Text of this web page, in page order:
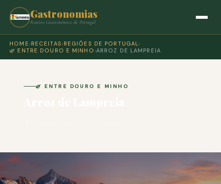
Gastronomias
Roteiro Gastronómico de Portugal
HOME › RECEITAS › REGIÕES DE PORTUGAL›
🌿 ENTRE DOURO E MINHO ›ARROZ DE LAMPREIA
🌿 ENTRE DOURO E MINHO